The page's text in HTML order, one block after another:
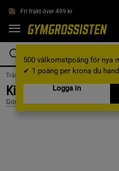
Fri frakt över 499 kr
500 välkomstpoäng för nya
✔ 1 poäng per krona du
Logga in
Träningskläder / Träningskläder Herr /T-
Kingston Oversized T-
Gorilla Wear